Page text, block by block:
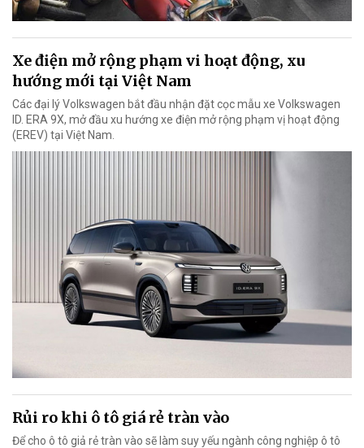
Xe điện mở rộng phạm vi hoạt động, xu
hướng mới tại Việt Nam
Các đại lý Volkswagen bắt đầu nhận đặt cọc mẫu xe Volkswagen
ID. ERA 9X, mở đầu xu hướng xe điện mở rộng phạm vị hoạt động
(EREV) tại Việt Nam.
Rủi ro khi ô tô giá rẻ tràn vào
Để cho ô tô giả rẻ tràn vào sẽ làm suy yếu ngành công nghiệp ô tô